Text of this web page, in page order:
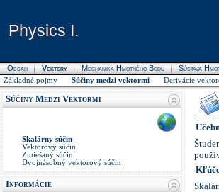
Physics I.
Physics I.
Obsah Vektory Mechanika Hmotného Bodu Sústava
Základné pojmy Súčiny medzi vektormi Derivácie
Súčiny Medzi Vektormi
Skalárny súčin
Vektorový súčin
Zmiešaný súčin
Dvojnásobný vektorový súčin
Informácie